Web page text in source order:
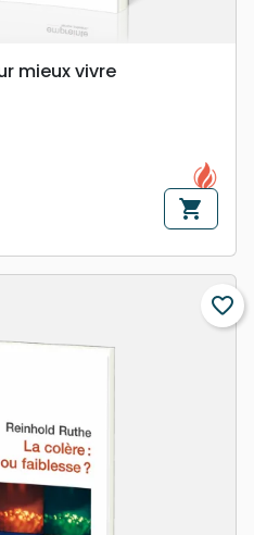
mieux vivre
shopping_cart
favorite_border